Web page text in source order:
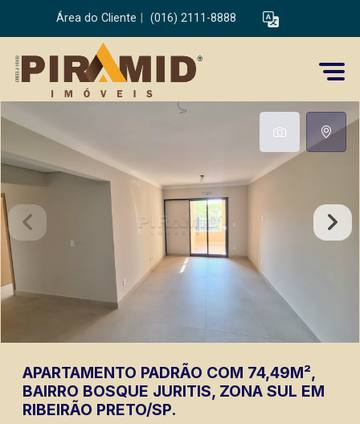
Área do Cliente (016) 2111-8888
APARTAMENTO PADRÃO COM 74,49M²,
BAIRRO BOSQUE JURITIS, ZONA SUL EM
RIBEIRÃO PRETO/SP.